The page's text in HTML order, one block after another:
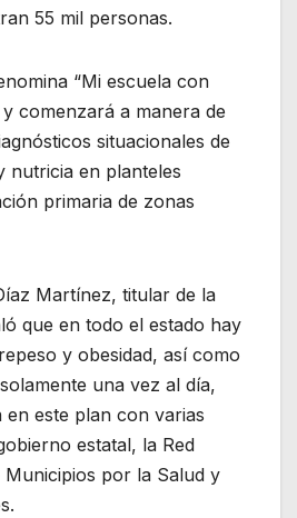
55 mil personas.
“Mi escuela con
comenzará a manera de
situacionales de
nutricia en planteles
primaria de zonas
Martínez, titular de la
que en todo el estado hay
y obesidad, así como
una vez al día,
este plan con varias
estatal, la Red
Municipios por la Salud y